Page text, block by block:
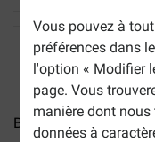
Vous pouvez à
préférences dans
l'option « Modifier
page. Vous
manière dont
données à
Brekz Snacks -